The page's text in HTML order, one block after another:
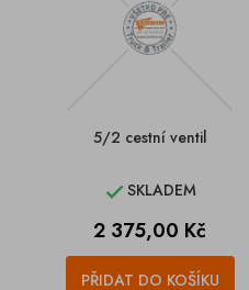
5/2 cestní ventil
SKLADEM
Cena
2 375,00 Kč
PŘIDAT DO KOŠÍKU